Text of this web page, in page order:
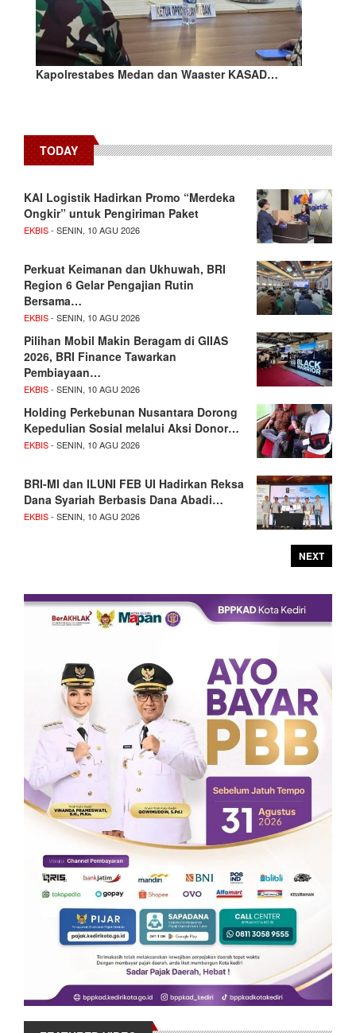
Kapolrestabes Medan dan Waaster KASAD…
TODAY
KAI Logistik Hadirkan Promo “Merdeka
Ongkir” untuk Pengiriman Paket
EKBIS- SENIN, 10 AGU 2026
Perkuat Keimanan dan Ukhuwah, BRI
Region 6 Gelar Pengajian Rutin
Bersama…
EKBIS- SENIN, 10 AGU 2026
Pilihan Mobil Makin Beragam di GIIAS
2026, BRI Finance Tawarkan
Pembiayaan…
EKBIS- SENIN, 10 AGU 2026
Holding Perkebunan Nusantara Dorong
Kepedulian Sosial melalui Aksi Donor…
EKBIS- SENIN, 10 AGU 2026
BRI-MI dan ILUNI FEB UI Hadirkan Reksa
Dana Syariah Berbasis Dana Abadi…
EKBIS- SENIN, 10 AGU 2026
NEXT